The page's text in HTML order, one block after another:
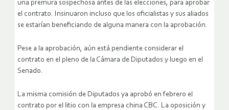
una premura sospechosa antes de las elecciones, para aprobar
el contrato. Insinuaron incluso que los oficialistas y sus aliados
se estarían beneficiando de alguna manera con la aprobación.
Pese a la aprobación, aún está pendiente considerar el
contrato en el pleno de la Cámara de Diputados y luego en el
Senado.
La misma comisión de Diputados ya aprobó en febrero el
contrato por el litio con la empresa china CBC. La oposición y